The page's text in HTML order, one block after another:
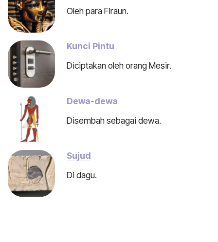
Oleh para Firaun.
Kunci Pintu
Diciptakan oleh orang Mesir.
Dewa-dewa
Disembah sebagai dewa.
Sujud
Di dagu.